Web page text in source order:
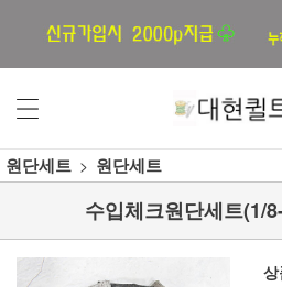
원단세트 원단세트
수입체크원단세트(1/